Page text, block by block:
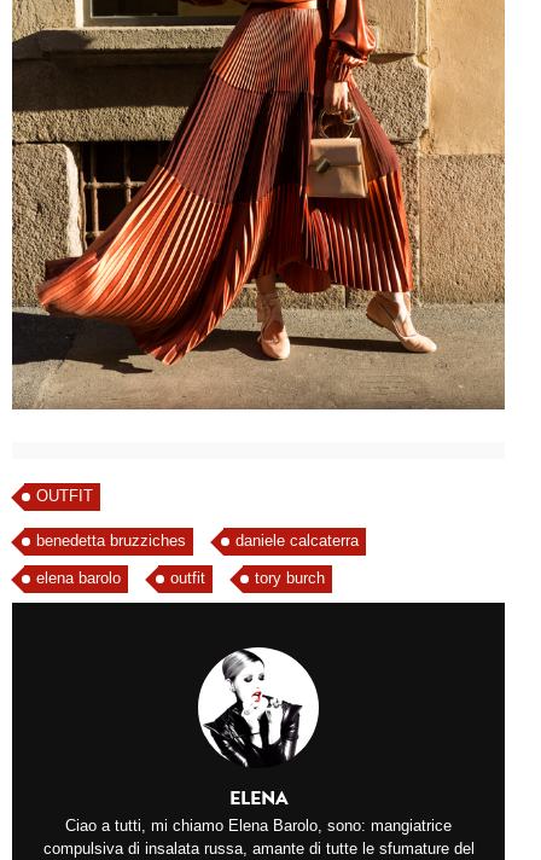
OUTFIT
benedetta bruzziches daniele calcaterra
elena barolo outfit tory burch
ELENA
Ciao a tutti, mi chiamo Elena Barolo, sono: mangiatrice
compulsiva di insalata russa, amante di tutte le sfumature del